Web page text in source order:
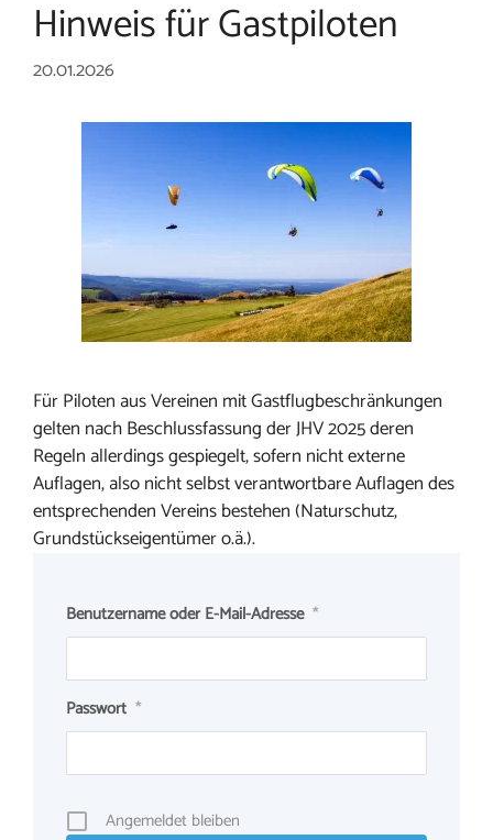
Hinweis für Gastpiloten
20.01.2026
Für Piloten aus Vereinen mit Gastflugbeschränkungen
gelten nach Beschlussfassung der JHV 2025 deren
Regeln allerdings gespiegelt, sofern nicht externe
Auflagen, also nicht selbst verantwortbare Auflagen des
entsprechenden Vereins bestehen (Naturschutz,
Grundstückseigentümer o.ä.).
Benutzername oder E-Mail-Adresse *
Passwort *
Angemeldet bleiben